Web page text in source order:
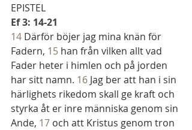
EPISTEL
Ef 3: 14-21
14 Därför böjer jag mina knän för
Fadern, 15 han från vilken allt vad
Fader heter i himlen och på jorden
har sitt namn. 16 Jag ber att han i sin
härlighets rikedom skall ge kraft och
styrka åt er inre människa genom sin
Ande, 17 och att Kristus genom tron